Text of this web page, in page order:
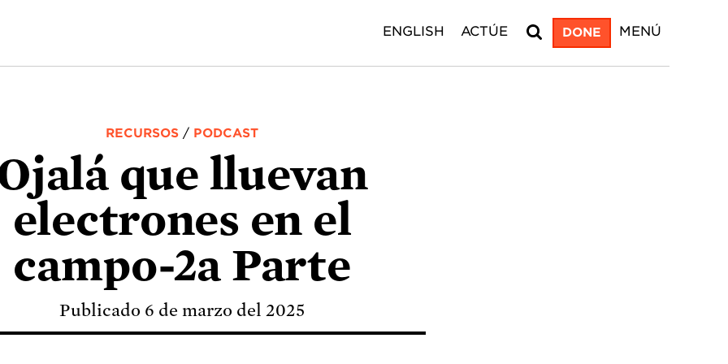
ENGLISH ACTÚE DONE MENÚ
RECURSOS / PODCAST
que lluevan
electrones en el
campo-2a Parte
Publicado 6 de marzo del 2025